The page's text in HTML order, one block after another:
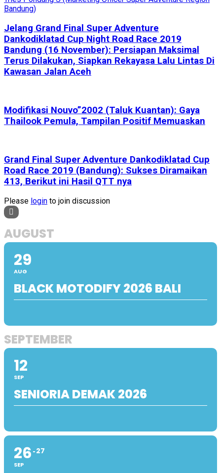
Jelang Grand Final Super Adventure
Dankodiklatad Cup Night Road Race 2019
Bandung (16 November): Persiapan Maksimal
Terus Dilakukan, Siapkan Rekayasa Lalu Lintas Di
Kawasan Jalan Aceh
Modifikasi Nouvo”2002 (Taluk Kuantan): Gaya
Thailook Pemula, Tampilan Positif Memuaskan
Grand Final Super Adventure Dankodiklatad Cup
Road Race 2019 (Bandung): Sukses Diramaikan
413, Berikut ini Hasil QTT nya
Please login to join discussion
AUGUST
29
AUG
BLACK MOTODIFY 2026 BALI
SEPTEMBER
12
SEP
SENIORIA DEMAK 2026
26
SEP
27